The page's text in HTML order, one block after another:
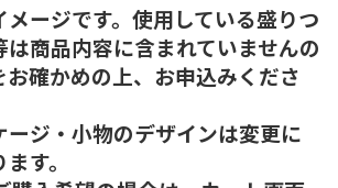
ージです。使用している盛りつ
商品内容に含まれていませんの
確かめの上、お申込みくださ
ジ・小物のデザインは変更に
す。